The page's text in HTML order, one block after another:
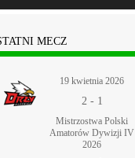
MECZ
19 kwietnia 2026
2- 1
Mistrzostwa Polski
Amatorów Dywizji IV
2026